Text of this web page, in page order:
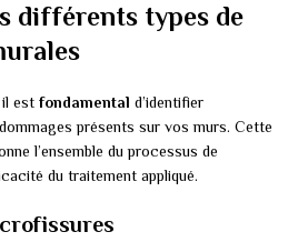
différents types de
il est fondamental d’identifier
présents sur vos murs. Cette
l’ensemble du processus de
du traitement appliqué.